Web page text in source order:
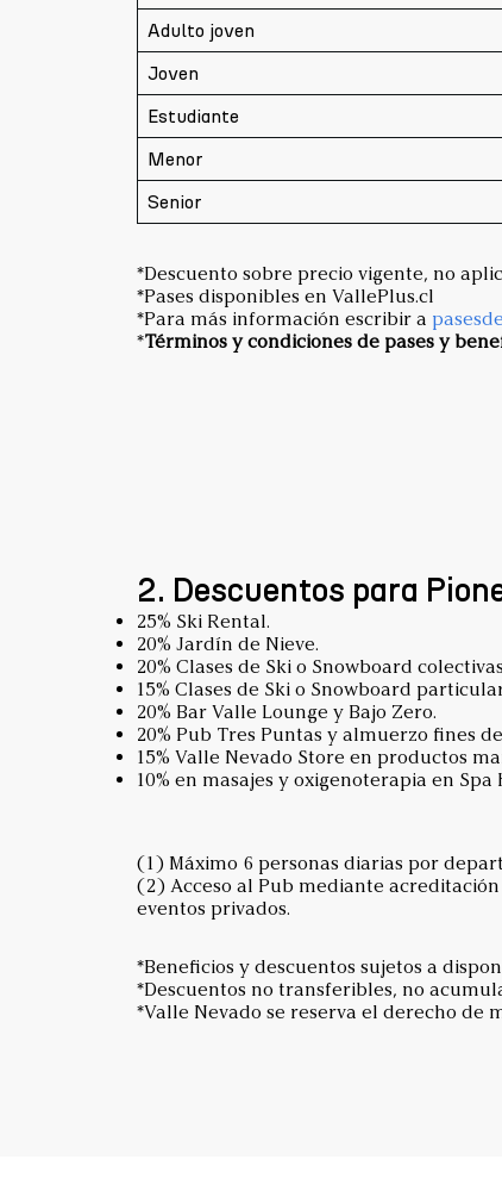
Adulto joven
Joven
Estudiante
Menor
Senior
*Descuento sobre precio vigente, no
*Pases disponibles en VallePlus.cl
*Para más información escribir a
*Términos y condiciones de pases y
2. Descuentos para
25% Ski Rental.
20% Jardín de Nieve.
20% Clases de Ski o Snowboard
15% Clases de Ski o Snowboard
20% Bar Valle Lounge y Bajo Zero.
20% Pub Tres Puntas y almuerzo fines
15% Valle Nevado Store en productos
10% en masajes y oxigenoterapia en
(1) Máximo 6 personas diarias por
(2) Acceso al Pub mediante
eventos privados.
*Beneficios y descuentos sujetos a
*Descuentos no transferibles, no
*Valle Nevado se reserva el derecho de